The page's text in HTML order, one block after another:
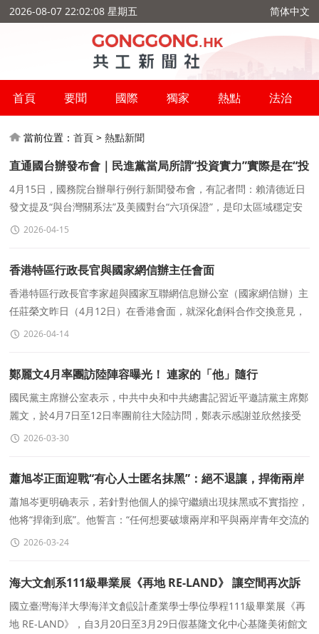
2026-08-07 22:02:09 星期五 简体中文
首頁 要聞 國際 獨家 熱點 法治
當前位置：首頁 >熱點新聞
直通國台辦發布會｜民進黨當局所謂“投資實力”實際是在“投
資戰争”
4月15日，國務院台辦舉行例行新聞發布會，有記者問：賴清德近日
發文提及“與台灣關系法”及美國對台“六項保證”，是印太區域穩定安
全的關鍵基石；和平必須靠實
2026-04-15
香港特區行政長官與國家網信辦主任會面
香港特區行政長官李家超與國家互聯網信息辦公室（國家網信辦）主
任莊榮文昨日（4月12日）在香港會面，就深化創科合作交換意見，
并共同見證創新科技及工業局與國家網信辦簽署《關于創新
2026-04-14
鄭麗文4月率團訪陸陣容曝光！ 連家的「他」隨行
國民黨主席辦公室表示，中共中央和中共總書記習近平邀請黨主席鄭
麗文，於4月7日至12日率團前往大陸訪問，鄭表示感謝並欣然接受
邀請。對此，有媒體曝光鄭麗文此次訪陸的陣容，團員包括
2026-03-30
蕭旭岑正面迎戰“有心人士匿名抹黑”：絕不退讓，捍衛兩岸
交流
蕭旭岑更明确表示，若針對他個人的操守繼續出現抹黑或不實指控，
他将“捍衛到底”。他誓言：“任何想要破壞兩岸和平與兩岸青年交流的
惡勢力，我一定堅決對抗到底。&
2026-03-24
海大文創系111級畢業展《再地 RE-LAND》 讓空間再次訴
說它的故事
國立臺灣海洋大學海洋文創設計產業學士學位學程111級畢業展《再
地 RE-LAND》，自3月20日至3月29日假基隆文化中心基隆美術館文